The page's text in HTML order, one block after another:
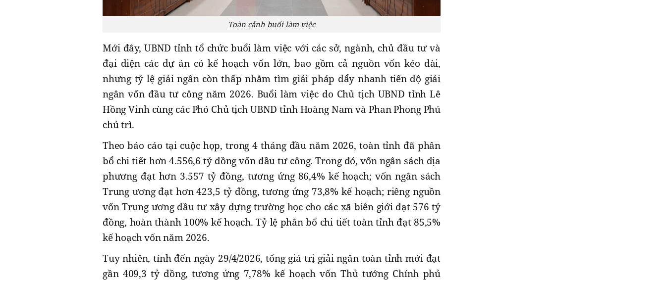
Toàn cảnh buổi làm việc
Mới đây, UBND tỉnh tổ chức buổi làm việc với các sở, ngành, chủ đầu tư và
đại diện các dự án có kế hoạch vốn lớn, bao gồm cả nguồn vốn kéo dài,
nhưng tỷ lệ giải ngân còn thấp nhằm tìm giải pháp đẩy nhanh tiến độ giải
ngân vốn đầu tư công năm 2026. Buổi làm việc do Chủ tịch UBND tỉnh Lê
Hồng Vinh cùng các Phó Chủ tịch UBND tỉnh Hoàng Nam và Phan Phong Phú
chủ trì.
Theo báo cáo tại cuộc họp, trong 4 tháng đầu năm 2026, toàn tỉnh đã phân
bổ chi tiết hơn 4.556,6 tỷ đồng vốn đầu tư công. Trong đó, vốn ngân sách địa
phương đạt hơn 3.557 tỷ đồng, tương ứng 86,4% kế hoạch; vốn ngân sách
Trung ương đạt hơn 423,5 tỷ đồng, tương ứng 73,8% kế hoạch; riêng nguồn
vốn Trung ương đầu tư xây dựng trường học cho các xã biên giới đạt 576 tỷ
đồng, hoàn thành 100% kế hoạch. Tỷ lệ phân bổ chi tiết toàn tỉnh đạt 85,5%
kế hoạch vốn năm 2026.
Tuy nhiên, tính đến ngày 29/4/2026, tổng giá trị giải ngân toàn tỉnh mới đạt
gần 409,3 tỷ đồng, tương ứng 7,78% kế hoạch vốn Thủ tướng Chính phủ